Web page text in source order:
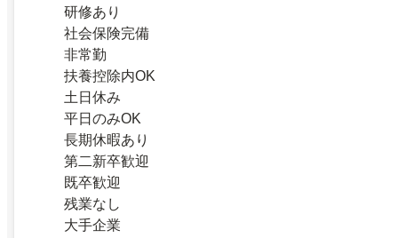
研修あり
社会保険完備
非常勤
扶養控除内OK
土日休み
平日のみOK
長期休暇あり
第二新卒歓迎
既卒歓迎
残業なし
大手企業